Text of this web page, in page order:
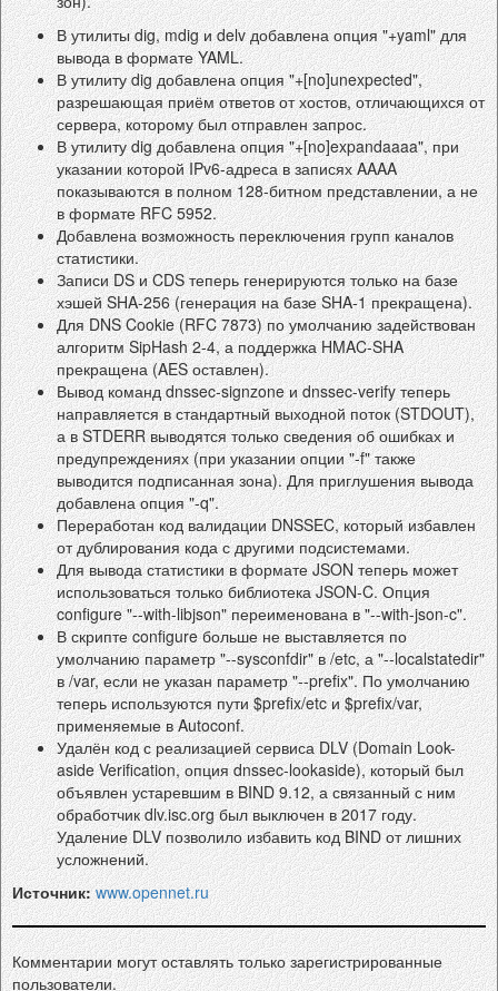
В утилиты dig, mdig и delv добавлена опция "+yaml" для
вывода в формате YAML.
В утилиту dig добавлена опция "+[no]unexpected",
разрешающая приём ответов от хостов, отличающихся от
сервера, которому был отправлен запрос.
В утилиту dig добавлена опция "+[no]expandaaaa", при
указании которой IPv6-адреса в записях AAAA
показываются в полном 128-битном представлении, а не
в формате RFC 5952.
Добавлена возможность переключения групп каналов
статистики.
Записи DS и CDS теперь генерируются только на базе
хэшей SHA-256 (генерация на базе SHA-1 прекращена).
Для DNS Cookie (RFC 7873) по умолчанию задействован
алгоритм SipHash 2-4, а поддержка HMAC-SHA
прекращена (AES оставлен).
Вывод команд dnssec-signzone и dnssec-verify теперь
направляется в стандартный выходной поток (STDOUT),
а в STDERR выводятся только сведения об ошибках и
предупреждениях (при указании опции "-f" также
выводится подписанная зона). Для приглушения вывода
добавлена опция "-q".
Переработан код валидации DNSSEC, который избавлен
от дублирования кода с другими подсистемами.
Для вывода статистики в формате JSON теперь может
использоваться только библиотека JSON-C. Опция
configure "--with-libjson" переименована в "--with-json-c".
В скрипте configure больше не выставляется по
умолчанию параметр "--sysconfdir" в /etc, а "--localstatedir"
в /var, если не указан параметр "--prefix". По умолчанию
теперь используются пути $prefix/etc и $prefix/var,
применяемые в Autoconf.
Удалён код с реализацией сервиса DLV (Domain Look-
aside Verification, опция dnssec-lookaside), который был
объявлен устаревшим в BIND 9.12, а связанный с ним
обработчик dlv.isc.org был выключен в 2017 году.
Удаление DLV позволило избавить код BIND от лишних
усложнений.
Источник: www.opennet.ru
Комментарии могут оставлять только зарегистрированные
пользователи.